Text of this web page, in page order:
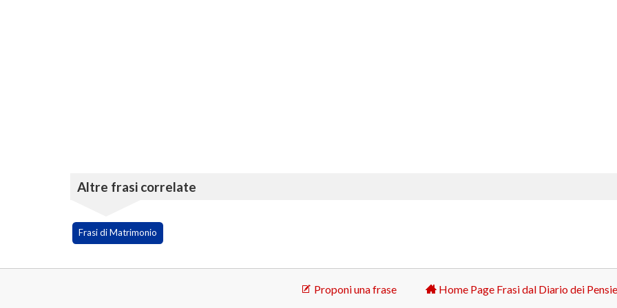
Altre frasi correlate
Frasi di Matrimonio
Proponi una frase Home Page Frasi dal Diario dei